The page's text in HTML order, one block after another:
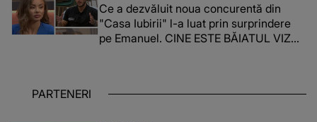
Ce a dezvăluit noua concurentă din
"Casa Iubirii" l-a luat prin surprindere
pe Emanuel. CINE ESTE BĂIATUL VIZAT
PARTENERI